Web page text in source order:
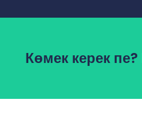
Көмек керек пе?